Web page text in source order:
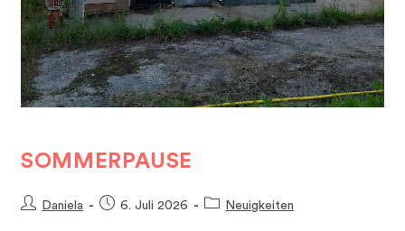
SOMMERPAUSE
Beitrags-
Daniela
Beitrag6. Juli 2026
Beitrags-
Neuigkeiten